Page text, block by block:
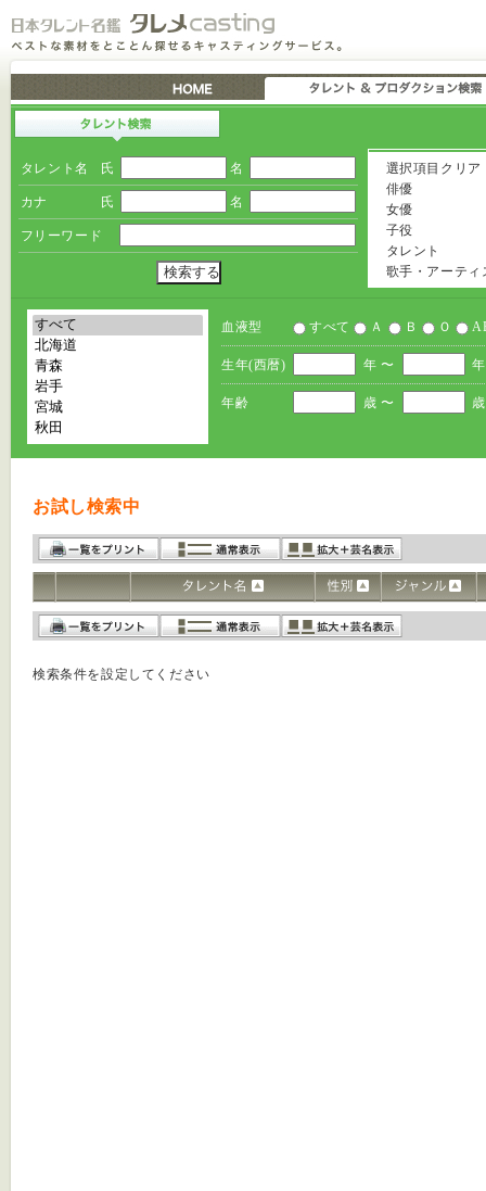
タレント名 氏 名
カナ 氏 名
フリーワード
選択項目クリア
俳優
女優
子役
タレント
歌手・アーティ
血液型 すべて Ａ Ｂ Ｏ
生年(西暦) 年 〜
年齢 歳 〜 歳
お試し検索中
検索条件を設定してください